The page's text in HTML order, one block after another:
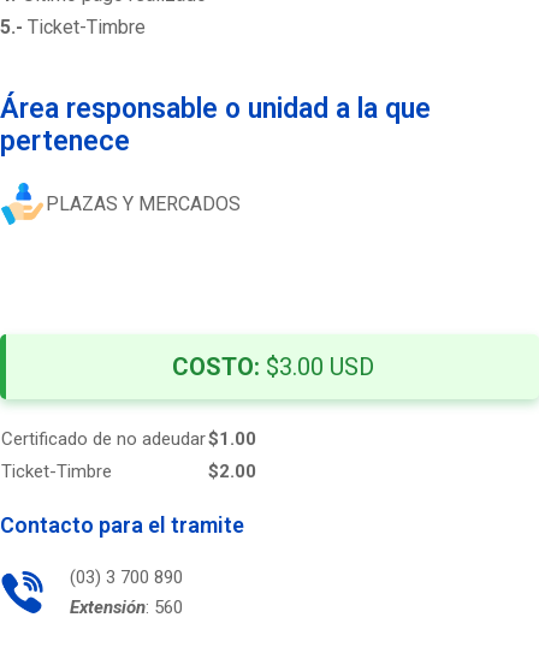
5.- Ticket-Timbre
Área responsable o unidad a la que
pertenece
PLAZAS Y MERCADOS
COSTO: $3.00 USD
Certificado de no adeudar$1.00
Ticket-Timbre
$2.00
Contacto para el tramite
(03) 3 700 890
Extensión: 560